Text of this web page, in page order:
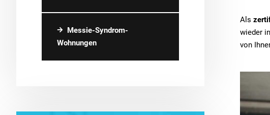
Messie-Syndrom-
Wohnungen
Als
wieder
von